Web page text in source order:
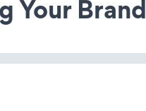
Your Brand